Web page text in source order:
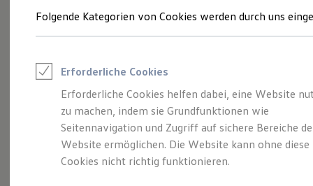
Junge Gebrauchtwagen und Gebrauchtwagen
Saisonangebote
Leasing
Leasing-Angebote
Gebrauchtwagen Leasing
Junge Gebrauchtwagen-Leasing
Elektroauto Leasing
Kleinwagen-Leasing
Leasing ohne Anzahlung
Die ENERGY
Sondermodelle
Folgende Kategorien von Cookies werden durch uns
Erforderliche Cookies
Erforderliche Cookies helfen dabei, eine Website
zu machen, indem sie Grundfunktionen wie
Seitennavigation und Zugriff auf sichere Bereiche
Website ermöglichen. Die Website kann ohne diese
Cookies nicht richtig funktionieren.